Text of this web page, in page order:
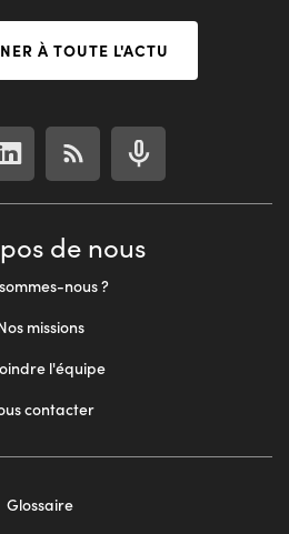
À TOUTE L'ACTU
de nous
nous ?
missions
l'équipe
contacter
Glossaire